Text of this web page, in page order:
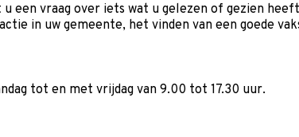
een vraag over iets wat u gelezen of gezien
in uw gemeente, het vinden van een goede
tot en met vrijdag van 9.00 tot 17.30 uur.